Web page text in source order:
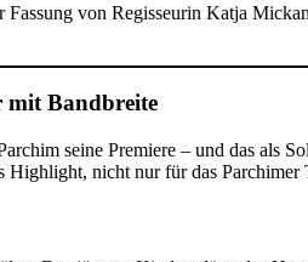
von Regisseurin Katja
mit Bandbreite
seine Premiere – und das als
Highlight, nicht nur für das